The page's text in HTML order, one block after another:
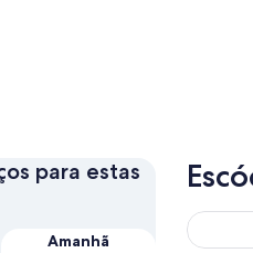
para estas
Amanhã